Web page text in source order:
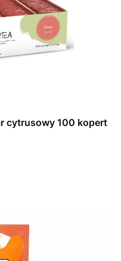
cytrusowy 100 kopert